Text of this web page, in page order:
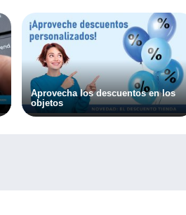
Aprovecha los descuentos en los
objetos